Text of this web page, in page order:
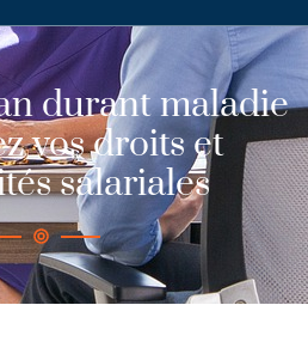
durant maladie
vos droits et
salariales